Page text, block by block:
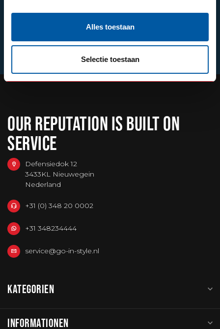
Alles toestaan
Selectie toestaan
OUR REPUTATION IS BUILT ON
SERVICE
Defensiedok 12
3433KL Nieuwegein
Nederland
+31 (0) 348 20 0002
+31 348234444
service@go-in-style.nl
KATEGORIEN
INFORMATIONEN